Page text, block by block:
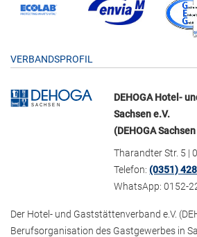
VERBANDSPROFIL
DEHOGA Hotel-
Sachsen e.V.
(DEHOGA
Tharandter Str. 5 |
Telefon:(0351)
WhatsApp: 0152-
Der Hotel- und Gaststättenverband e.V.
Berufsorganisation des Gastgewerbes in